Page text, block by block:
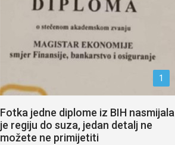
1
Fotka jedne diplome iz BIH nasmijala
je regiju do suza, jedan detalj ne
možete ne primijetiti